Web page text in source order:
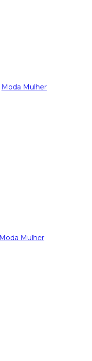
Moda Mulher
Moda Mulher